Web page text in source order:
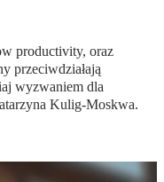
productivity, oraz
przeciwdziałają
wyzwaniem dla
Kulig-Moskwa.